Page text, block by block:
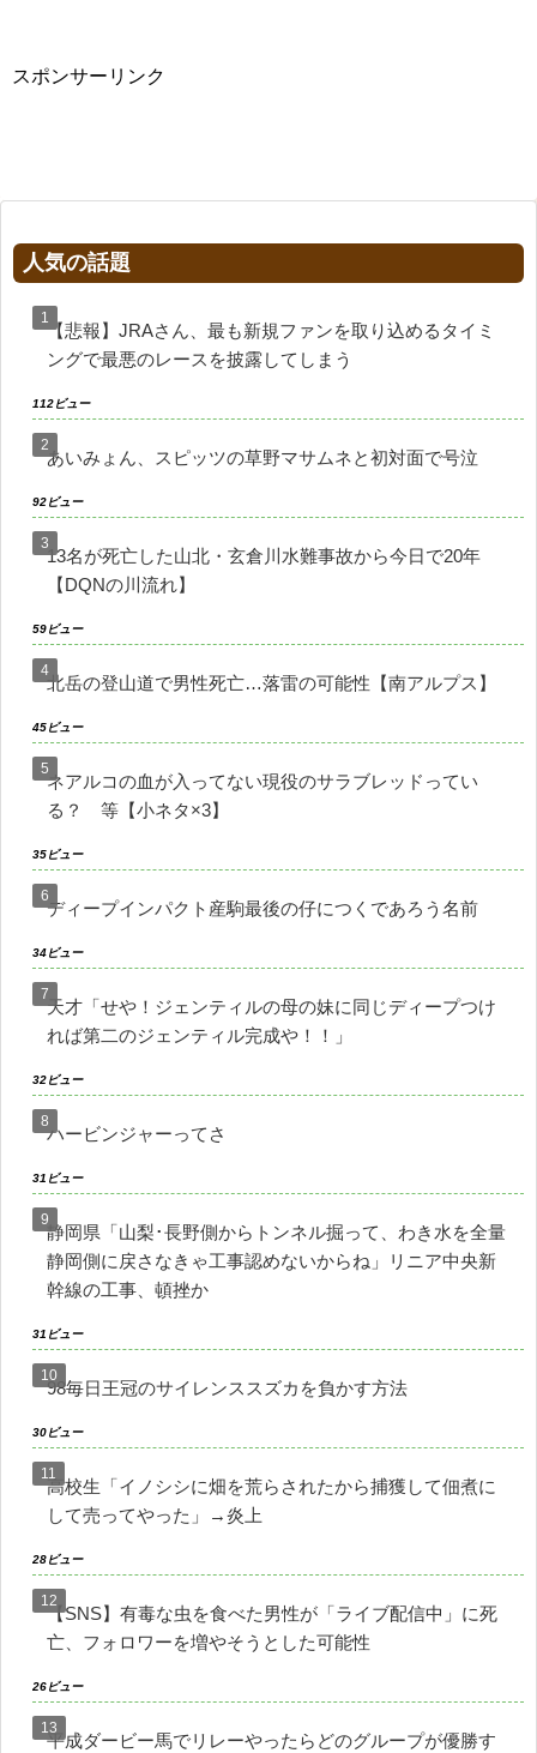
スポンサーリンク
人気の話題
【悲報】JRAさん、最も新規ファンを取り込めるタイミ
ングで最悪のレースを披露してしまう
112ビュー
あいみょん、スピッツの草野マサムネと初対面で号泣
92ビュー
13名が死亡した山北・玄倉川水難事故から今日で20年
【DQNの川流れ】
59ビュー
北岳の登山道で男性死亡…落雷の可能性【南アルプス】
45ビュー
ネアルコの血が入ってない現役のサラブレッドってい
る？ 等【小ネタ×3】
35ビュー
ディープインパクト産駒最後の仔につくであろう名前
34ビュー
天才「せや！ジェンティルの母の妹に同じディープつけ
れば第二のジェンティル完成や！！」
32ビュー
ハービンジャーってさ
31ビュー
静岡県「山梨･長野側からトンネル掘って、わき水を全量
静岡側に戻さなきゃ工事認めないからね」リニア中央新
幹線の工事、頓挫か
31ビュー
98毎日王冠のサイレンススズカを負かす方法
30ビュー
高校生「イノシシに畑を荒らされたから捕獲して佃煮に
して売ってやった」→炎上
28ビュー
【SNS】有毒な虫を食べた男性が「ライブ配信中」に死
亡、フォロワーを増やそうとした可能性
26ビュー
平成ダービー馬でリレーやったらどのグループが優勝す